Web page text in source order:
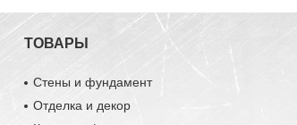
ТОВАРЫ
Стены и фундамент
Отделка и декор